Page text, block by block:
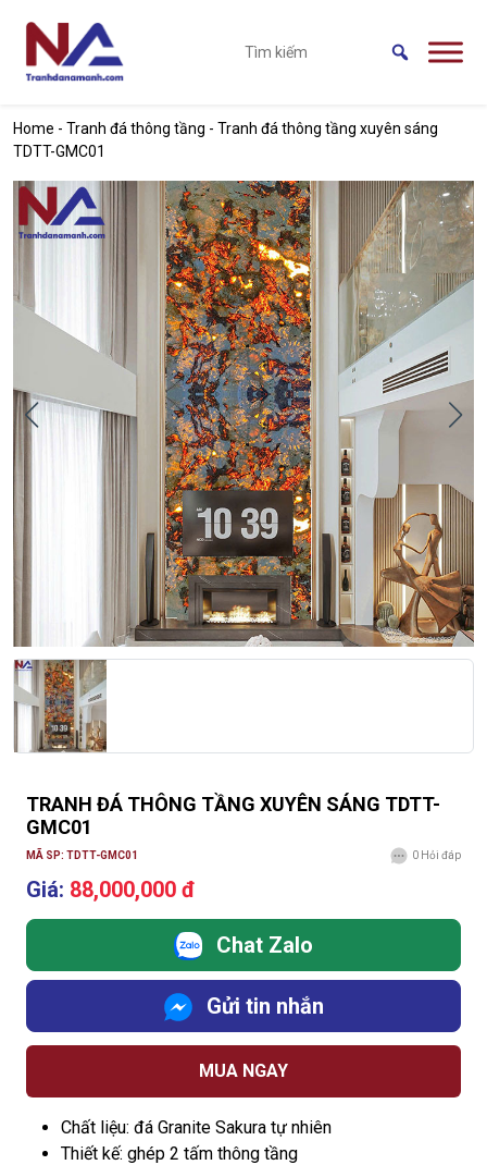
Home - Tranh đá thông tầng - Tranh đá thông tầng xuyên sáng
TDTT-GMC01
TRANH ĐÁ THÔNG TẦNG XUYÊN SÁNG TDTT-
GMC01
MÃ SP: TDTT-GMC01 0 Hỏi đáp
Giá: 88,000,000 đ
Chat Zalo
Gửi tin nhắn
MUA NGAY
Chất liệu: đá Granite Sakura tự nhiên
Thiết kế: ghép 2 tấm thông tầng